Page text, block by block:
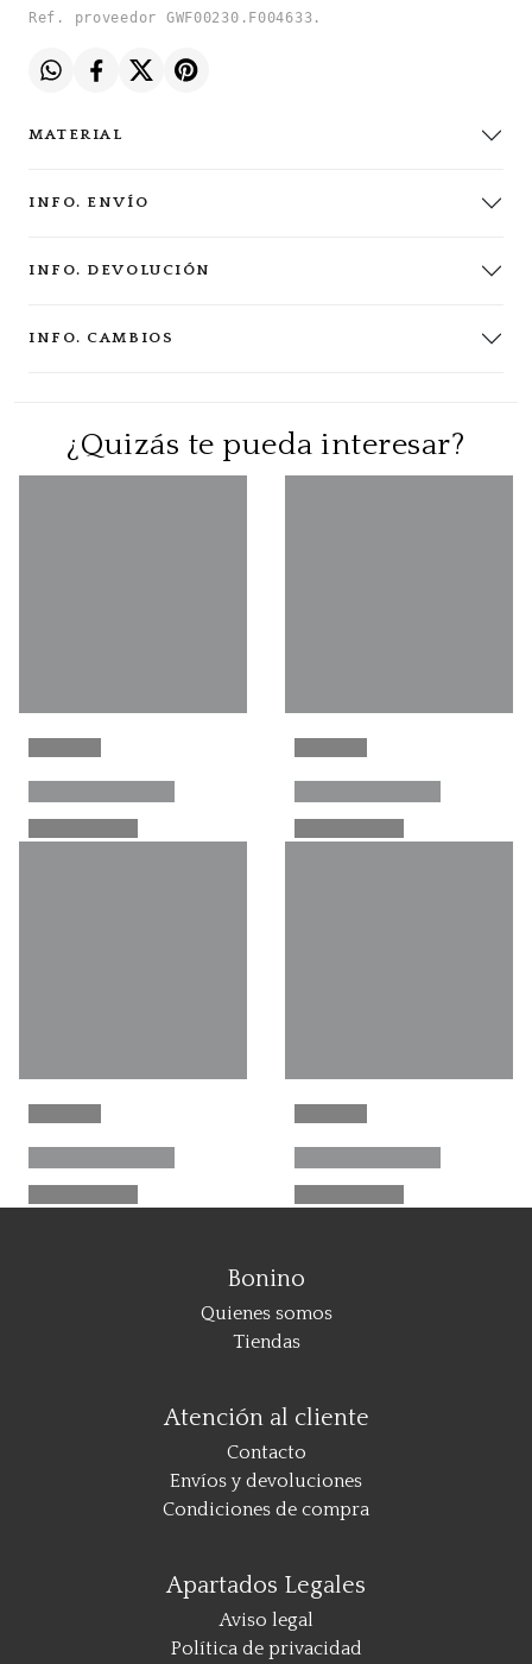
Ref. proveedor GWF00230.F004633.
MATERIAL
INFO. ENVÍO
INFO. DEVOLUCIÓN
INFO. CAMBIOS
¿Quizás te pueda interesar?
Bonino
Quienes somos
Tiendas
Atención al cliente
Contacto
Envíos y devoluciones
Condiciones de compra
Apartados Legales
Aviso legal
Política de privacidad